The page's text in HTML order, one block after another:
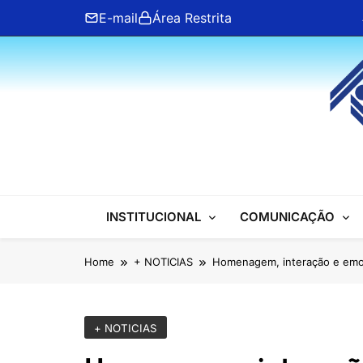
content
E-mail Área Restrita
ANFIP Nacional
INSTITUCIONAL COMUNICAÇÃO
Home + NOTICIAS Homenagem, interação e
+ NOTICIAS